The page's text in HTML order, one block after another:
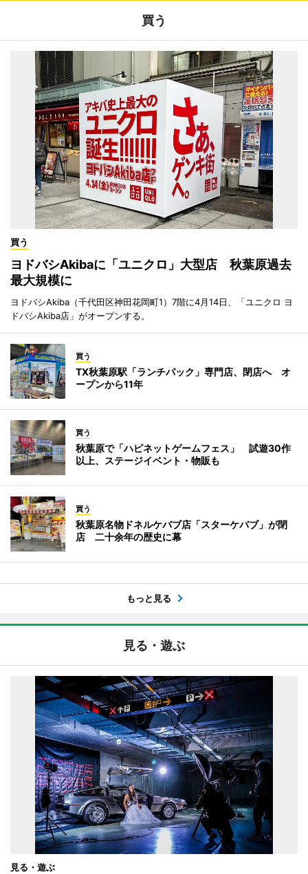
買う
買う
ヨドバシAkibaに「ユニクロ」大型店 秋葉原過去
最大規模に
ヨドバシAkiba（千代田区神田花岡町1）7階に4月14日、「ユニクロ ヨ
ドバシAkiba店」がオープンする。
買う
TX秋葉原駅「ランチパック」専門店、閉店へ オ
ープンから11年
買う
秋葉原で「ハピネットゲームフェス」 試遊30作
以上、ステージイベント・物販も
買う
秋葉原名物ドネルケバブ店「スターケバブ」が閉
店 二十余年の歴史に幕
もっと見る
見る・遊ぶ
見る・遊ぶ